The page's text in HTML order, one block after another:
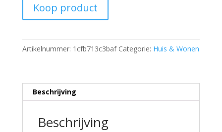
Koop product
Artikelnummer: 1cfb713c3baf Categorie: Huis & Wonen
Beschrijving
Beschrijving